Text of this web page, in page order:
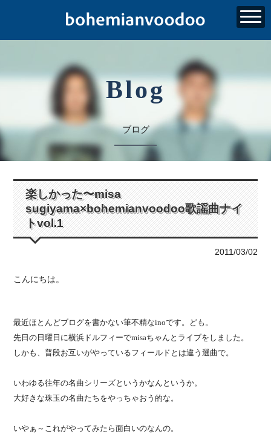
Blog
ブログ
楽しかった〜misa
sugiyama×bohemianvoodoo歌謡曲ナイ
トvol.1
2011/03/02
こんにちは。
最近ほとんどブログを書かない筆不精なinoです。ども。
先日の日曜日に横浜ドルフィーでmisaちゃんとライブをしました。
しかも、普段お互いがやっているフィールドとは違う選曲で。
いわゆる往年の名曲シリーズというかなんというか。
大好きな珠玉の名曲たちをやっちゃおう的な。
いやぁ～これがやってみたら面白いのなんの。